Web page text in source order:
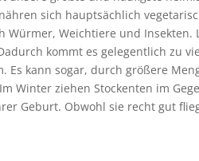
sich hauptsächlich
Würmer, Weichtiere und
kommt es gelegentlich zu
Es kann sogar, durch größere
Winter ziehen Stockenten im
Geburt. Obwohl sie recht gut